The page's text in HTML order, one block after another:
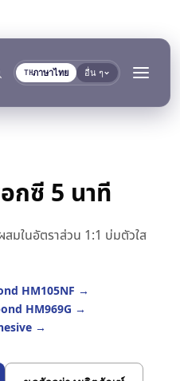
THภาษาไทย อื่น ๆ
การขนส่งและการเดินเรือ
บรรทุก
า→ซี 5 นาที
มในอัตราส่วน 1:1 บ่มตัวใส
HM105NF →
HM969G →
→